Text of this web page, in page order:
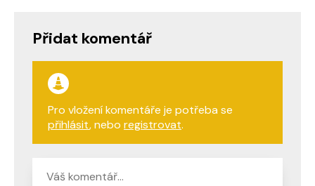
Přidat komentář
Pro vložení komentáře je potřeba se
přihlásit, nebo registrovat.